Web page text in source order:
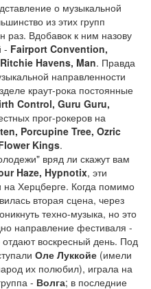
о музыкальной
из этих групп
раз. Вдобавок к ним назову
- Fairport Convention,
Havens, Man. Правда
направленности
краут-рока постоянные
Control, Guru Guru,
прог-рокеров на
Porcupine Tree, Ozric
Kings.
вряд ли скажут вам
Haze, Hypnotix, эти
на Херцберге. Когда помимо
вторая сцена, через
техно-музыка, но это
направление фестиваля -
воскресный день. Под
Оле Луккойе (имели
их полюбил), играла на
- Волга; в последние